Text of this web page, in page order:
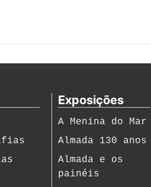
Exposições
A Menina do Mar
Almada 130 anos
Almada e os
painéis